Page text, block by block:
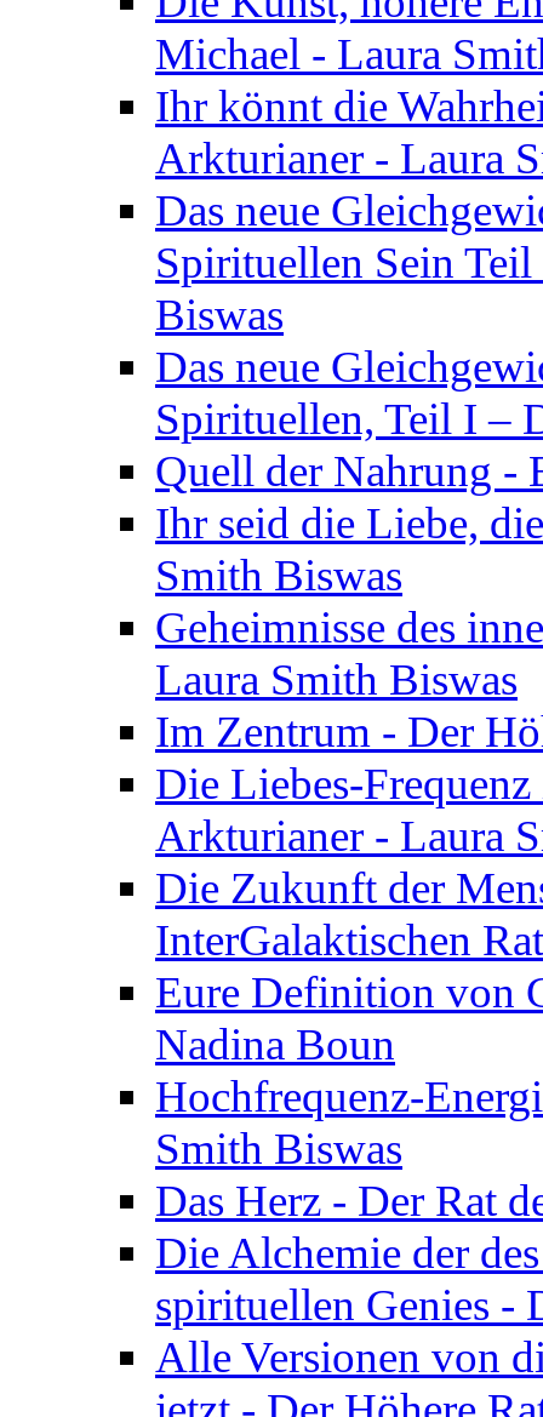
Michael - Laura
Ihr könnt die
Arkturianer - Laura
Das neue
Spirituellen Sein
Biswas
Das neue
Spirituellen, Teil I –
Quell der Nahrung -
Ihr seid die Liebe,
Smith Biswas
Geheimnisse des
Laura Smith Biswas
Im Zentrum - Der
Die Liebes-
Arkturianer - Laura
Die Zukunft der
InterGalaktischen
Eure Definition von
Nadina Boun
Hochfrequenz-
Smith Biswas
Das Herz - Der Rat
Die Alchemie der
spirituellen Genies -
Alle Versionen von